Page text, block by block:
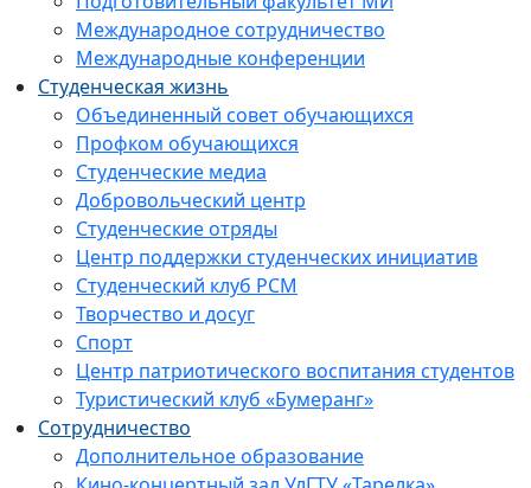
Международное сотрудничество
Международные конференции
Студенческая жизнь
Объединенный совет обучающихся
Профком обучающихся
Студенческие медиа
Добровольческий центр
Студенческие отряды
Центр поддержки студенческих инициатив
Студенческий клуб РСМ
Творчество и досуг
Спорт
Центр патриотического воспитания студентов
Туристический клуб «Бумеранг»
Сотрудничество
Дополнительное образование